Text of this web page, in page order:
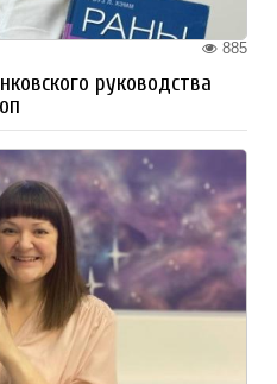
885
руководства